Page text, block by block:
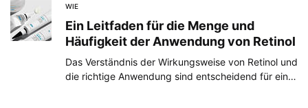
WIE
Ein Leitfaden für die Menge und
Häufigkeit der Anwendung von Retinol
Das Verständnis der Wirkungsweise von Retinol und
die richtige Anwendung sind entscheidend für eine